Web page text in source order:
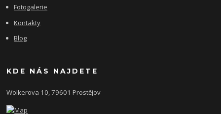
Fotogalerie
Kontakty
Blog
KDE NÁS NAJDETE
Wolkerova 10, 79601 Prostějov